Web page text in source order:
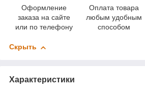
Оформление
заказа на сайте
или по телефону
Оплата товара
любым удобным
способом
Скрыть
Характеристики